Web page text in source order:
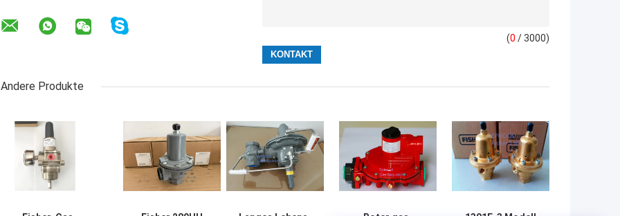
(0 / 3000)
Andere Produkte